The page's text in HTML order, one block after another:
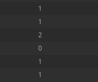
1
1
2
0
1
1